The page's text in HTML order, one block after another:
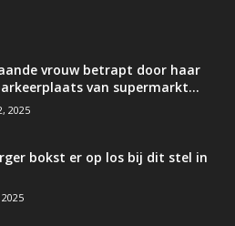
vrouw betrapt door haar
van supermarkt…
2025
bokst er op los bij dit stel in